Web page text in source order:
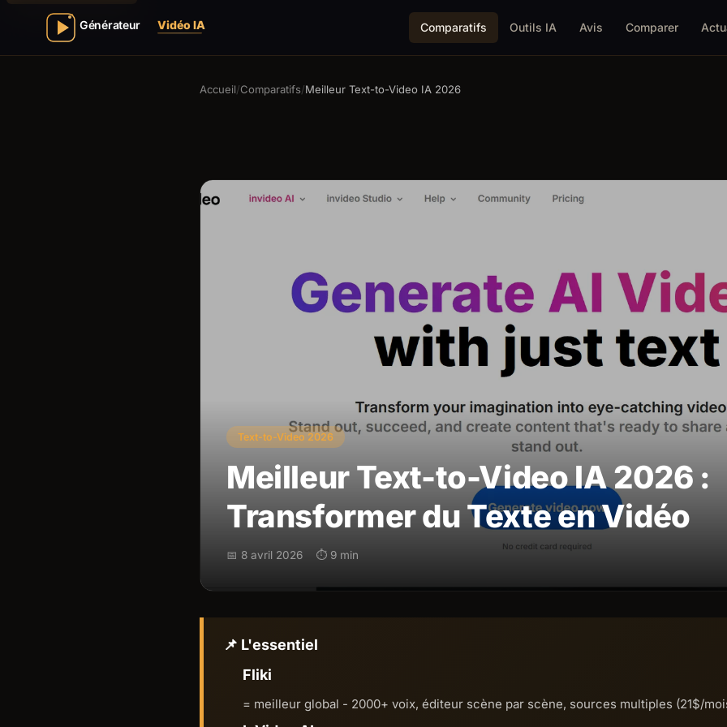
Comparatifs Outils IA Avis Comparer
Accueil/Comparatifs/Meilleur Text-to-Video IA 2026
Text-to-Video 2026
Meilleur Text-to-Video IA 2026 :
Transformer du Texte en Vidéo
📅 8 avril 2026 ⏱ 9 min
📌 L'essentiel
Fliki
= meilleur global - 2000+ voix, éditeur scène par scène, sources multiples (21$/